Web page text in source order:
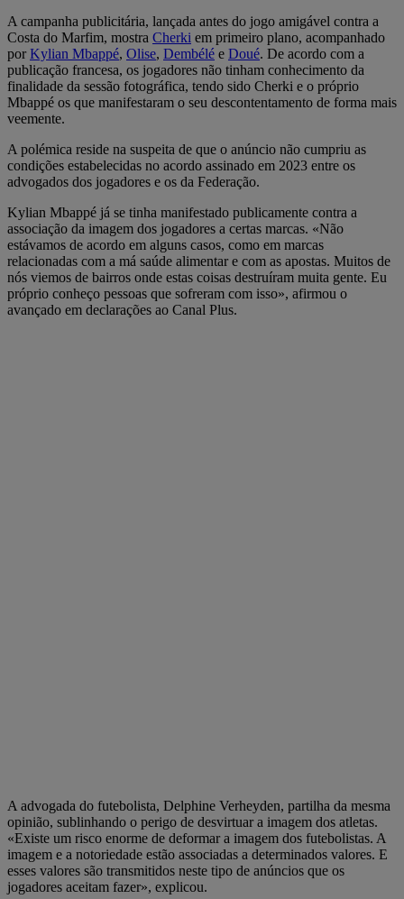
A campanha publicitária, lançada antes do jogo amigável contra a
Costa do Marfim, mostra Cherki em primeiro plano, acompanhado
porKylian Mbappé, Olise, Dembélé e Doué. De acordo com a
publicação francesa, os jogadores não tinham conhecimento da
finalidade da sessão fotográfica, tendo sido Cherki e o próprio
Mbappé os que manifestaram o seu descontentamento de forma mais
veemente.
A polémica reside na suspeita de que o anúncio não cumpriu as
condições estabelecidas no acordo assinado em 2023 entre os
advogados dos jogadores e os da Federação.
Kylian Mbappé já se tinha manifestado publicamente contra a
associação da imagem dos jogadores a certas marcas. «Não
estávamos de acordo em alguns casos, como em marcas
relacionadas com a má saúde alimentar e com as apostas. Muitos de
nós viemos de bairros onde estas coisas destruíram muita gente. Eu
próprio conheço pessoas que sofreram com isso», afirmou o
avançado em declarações ao Canal Plus.
A advogada do futebolista, Delphine Verheyden, partilha da mesma
opinião, sublinhando o perigo de desvirtuar a imagem dos atletas.
«Existe um risco enorme de deformar a imagem dos futebolistas. A
imagem e a notoriedade estão associadas a determinados valores. E
esses valores são transmitidos neste tipo de anúncios que os
jogadores aceitam fazer», explicou.